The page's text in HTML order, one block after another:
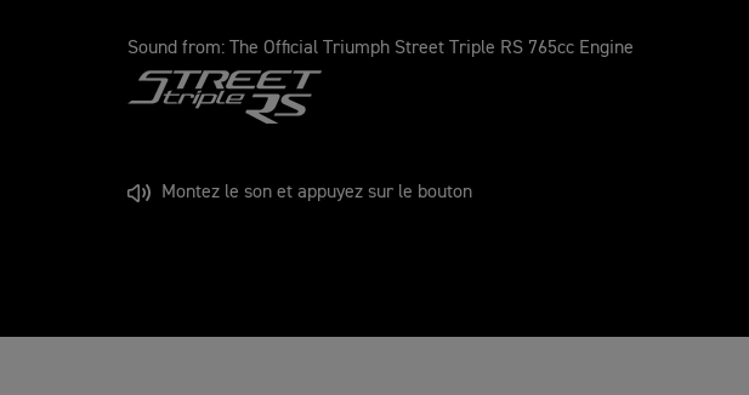
Sound from: The Official Triumph Street Triple RS 765cc Engine
Montez le son et appuyez sur le bouton